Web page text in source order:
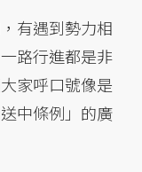
有遇到勢力相
路行進都是非
家呼口號像是
中條例」的廣